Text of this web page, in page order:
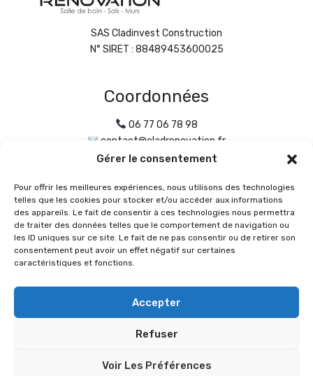
Gérer le consentement
Pour offrir les meilleures expériences, nous utilisons des technologies
telles que les cookies pour stocker et/ou accéder aux informations
des appareils. Le fait de consentir à ces technologies nous permettra
de traiter des données telles que le comportement de navigation ou
les ID uniques sur ce site. Le fait de ne pas consentir ou de retirer son
consentement peut avoir un effet négatif sur certaines
caractéristiques et fonctions.
Accepter
Refuser
Voir Les Préférences
SAS Cladinvest Construction
N° SIRET : 88489453600025
Coordonnées
06 77 06 78 98
contact@cladrenovation.fr
6 Chemin de Grandvaux
69130 ECULLY
Horaires
8h00 - 19h00